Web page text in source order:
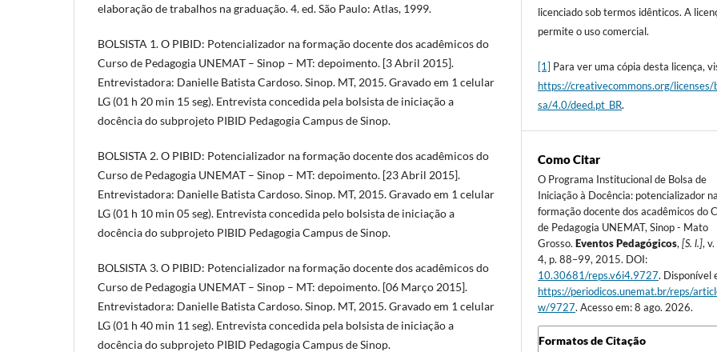
elaboração de trabalhos na graduação. 4. ed. São Paulo: Atlas, 1999.
BOLSISTA 1. O PIBID: Potencializador na formação docente dos acadêmicos do
Curso de Pedagogia UNEMAT – Sinop – MT: depoimento. [3 Abril 2015].
Entrevistadora: Danielle Batista Cardoso. Sinop. MT, 2015. Gravado em 1 celular
LG (01 h 20 min 15 seg). Entrevista concedida pela bolsista de iniciação a
docência do subprojeto PIBID Pedagogia Campus de Sinop.
BOLSISTA 2. O PIBID: Potencializador na formação docente dos acadêmicos do
Curso de Pedagogia UNEMAT – Sinop – MT: depoimento. [23 Abril 2015].
Entrevistadora: Danielle Batista Cardoso. Sinop. MT, 2015. Gravado em 1 celular
LG (01 h 10 min 05 seg). Entrevista concedida pelo bolsista de iniciação a
docência do subprojeto PIBID Pedagogia Campus de Sinop.
BOLSISTA 3. O PIBID: Potencializador na formação docente dos acadêmicos do
Curso de Pedagogia UNEMAT – Sinop – MT: depoimento. [06 Março 2015].
Entrevistadora: Danielle Batista Cardoso. Sinop. MT, 2015. Gravado em 1 celular
LG (01 h 40 min 11 seg). Entrevista concedida pela bolsista de iniciação a
docência do subprojeto PIBID Pedagogia Campus de Sinop.
licenciado sob termos idênticos. A
permite o uso comercial.
[1] Para ver uma cópia desta licença,
https://creativecommons.org/licenses/
sa/4.0/deed.pt_BR.
Como Citar
O Programa Institucional de Bolsa de
Iniciação à Docência: potencializador na
formação docente dos acadêmicos do
de Pedagogia UNEMAT, Sinop - Mato
Grosso.Eventos Pedagógicos,[S. l.], v.
4, p. 88–99, 2015. DOI:
10.30681/reps.v6i4.9727. Disponível
https://periodicos.unemat.br/reps/
w/9727. Acesso em: 8 ago. 2026.
Formatos de Citação